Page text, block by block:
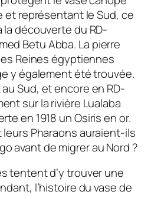
et représentant le Sud, ce
découverte du RD-
Betu Abba. La pierre
Reines égyptiennes
y également été trouvée.
Sud, et encore en RD-
sur la rivière Lualaba
en 1918 un Osiris en or.
Pharaons auraient-ils
avant de migrer au Nord ?
tentent d’y trouver une
l’histoire du vase de